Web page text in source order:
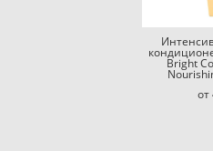
Bright
от